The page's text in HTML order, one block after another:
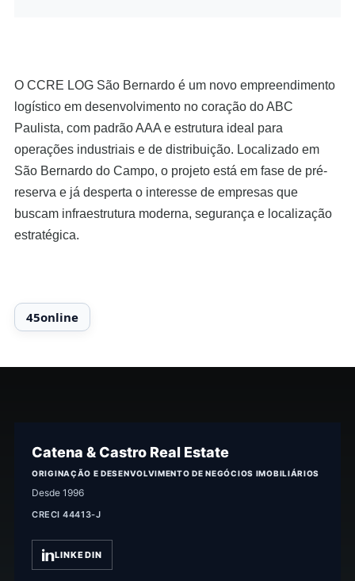
O CCRE LOG São Bernardo é um novo empreendimento
logístico em desenvolvimento no coração do ABC
Paulista, com padrão AAA e estrutura ideal para
operações industriais e de distribuição. Localizado em
São Bernardo do Campo, o projeto está em fase de pré-
reserva e já desperta o interesse de empresas que
buscam infraestrutura moderna, segurança e localização
estratégica.
Catena & Castro Real Estate
ORIGINAÇÃO E DESENVOLVIMENTO DE NEGÓCIOS IMOBILIÁRIOS
Desde 1996
CRECI 44413-J
LINKEDIN